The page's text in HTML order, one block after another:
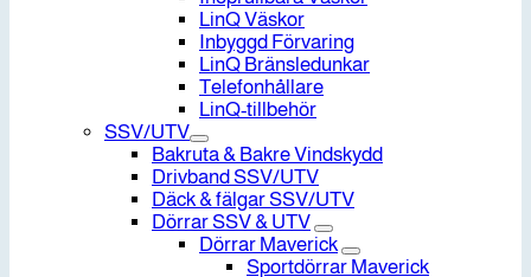
LinQ Väskor
Inbyggd Förvaring
LinQ Bränsledunkar
Telefonhållare
LinQ-tillbehör
SSV/UTV
Bakruta & Bakre Vindskydd
Drivband SSV/UTV
Däck & fälgar SSV/UTV
Dörrar SSV & UTV
Dörrar Maverick
Sportdörrar Maverick